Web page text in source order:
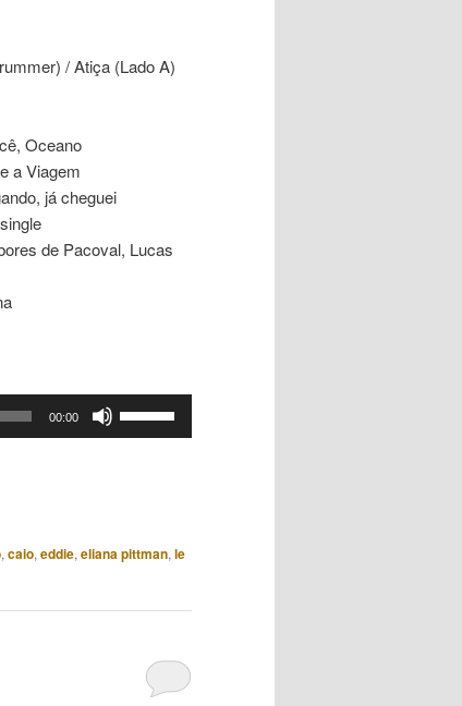
/ Atiça (Lado A)
Oceano
a Viagem
já cheguei
de Pacoval, Lucas
00:00
para
para
diminuir
, caio, eddie, eliana pittman, le